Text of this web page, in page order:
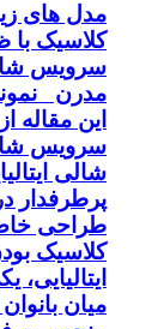
مدل های
کلاسیک
سرویس
مدرن
این مقاله
سرویس
شالی
پرطرفدار
طراحی
کلاسیک
میان